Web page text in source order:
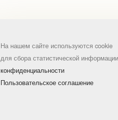
На нашем сайте используются cookie
для сбора статистической
конфиденциальности
Пользовательское соглашение